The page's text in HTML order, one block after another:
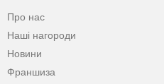
Про нас
Наші нагороди
Новини
Франшиза